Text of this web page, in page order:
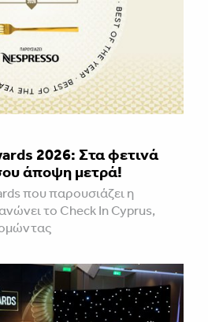
2026: Στα φετινά
άποψη μετρά!
που παρουσιάζει η
το Check In Cyprus,